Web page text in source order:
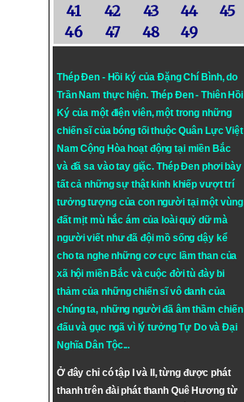
41
42 43 44
45
46
47 48 49
Thép Đen - Hồi ký của Đặng Chí Bình, do
Trần Nam thực hiện. Thép Đen- Thiên Hồi
Ký của một điện viên, một trong những
chiến sĩ của bóng tối thuộc Quân Lực Việt
Nam Cộng Hòa hoạt động tại miền Bắc
và đã sa vào tay giặc. Thép Đen phơi bày
tất cả những sự thật kinh khiếp vượt trí
tưởng tượng của con người tại một vùng
đất mịt mù hắc ám của loài quỷ dữ mà
người viết như đã đội mồ sống dậy kể
cho ta nghe những cơ cực lầm than của
xã hội miền Bắc và cuộc đời tù đày bi
thảm của những chiến sĩ vô danh của
chúng ta, những người đã âm thầm chiến
đấu và gục ngã vì lý tưởngTự DovàĐại
Nghĩa Dân Tộc...
Ở đây chỉ có tập I và II, từng được phát
thanh trên đài phát thanh Quê Hương từ